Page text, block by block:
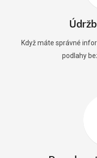
Když máte správné
podlahy